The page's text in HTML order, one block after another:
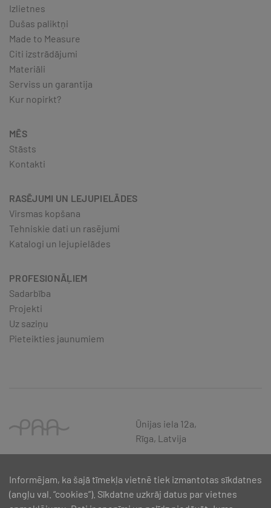
Izlietnes
Dušas paliktņi
Made to Measure
Citi izstrādājumi
Materiāli
Serviss un garantija
Kur nopirkt?
MĒS
Stāsts
Kontakti
RASĒJUMI UN LEJUPIELĀDES
Virsmas kopšana
Tehniskie dati un rasējumi
Katalogi un lejupielādes
PROFESIONĀĻIEM
Sadarbība
Projekti
Uz saziņu
Pieteikties jaunumiem
Ūnijas iela 12a,
Rīga, Latvija
Informējam, ka šajā tīmekļa vietnē tiek izmantotas sīkdatnes
(angļu val. “cookies”). Sīkdatne uzkrāj datus par vietnes